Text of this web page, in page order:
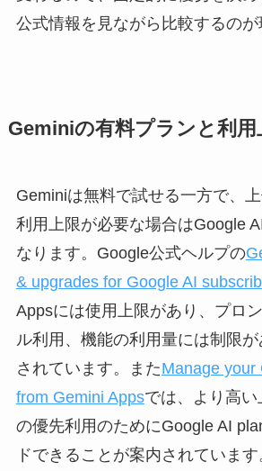
公式情報を見ながら比較するのが
Geminiの有料プランと利用
Geminiは無料で試せる一方で、
利用上限が必要な場合はGoogle
なります。Google公式ヘルプの
& upgrades for Google AI
Appsには使用上限があり、プロ
ル利用、機能の利用量には制限
されています。またManage your
from Gemini Appsでは、より高
の優先利用のためにGoogle AI
ドできることが案内されています